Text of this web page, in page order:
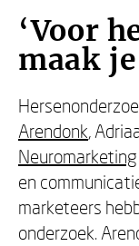
‘Voor
maak
Arendonk,
Neuromarketing
en
marketeers
onderzoek.